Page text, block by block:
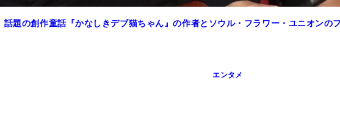
題の創作童話『かなしきデブ猫ちゃん』の作者とソウル・フラワー・ユニオンの
エンタメ